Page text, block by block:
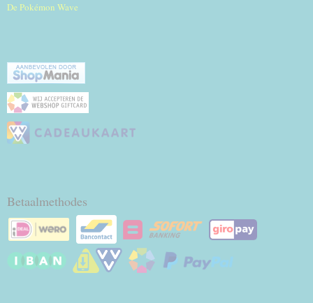
De Pokémon Wave
Betaalmethodes